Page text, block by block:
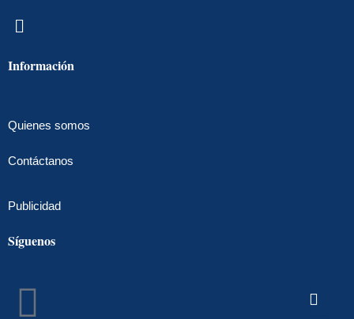
Menú
Información
Quienes somos
Contáctanos
Publicidad
Síguenos
Facebook
Instagram